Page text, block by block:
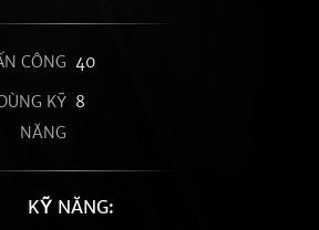
CÔNG 40
KỸ
NĂNG
8
KỸ NĂNG: